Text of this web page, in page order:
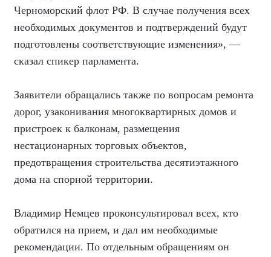
Черноморский флот РФ. В случае получения всех
необходимых документов и подтверждений будут
подготовлены соответствующие изменения», —
сказал спикер парламента.
Заявители обращались также по вопросам ремонта
дорог, узаконивания многоквартирных домов и
пристроек к балконам, размещения
нестационарных торговых объектов,
предотвращения строительства десятиэтажного
дома на спорной территории.
Владимир Немцев проконсультировал всех, кто
обратился на прием, и дал им необходимые
рекомендации. По отдельным обращениям он